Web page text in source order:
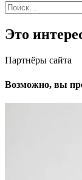
Найти:
Это
Партнёры сайта
Возможно, вы